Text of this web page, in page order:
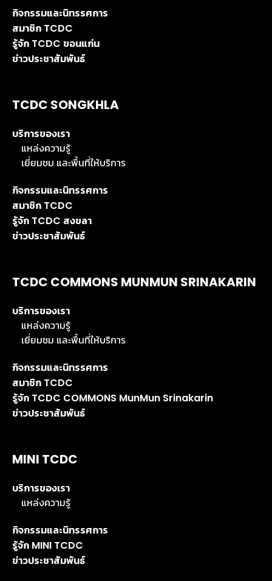
กิจกรรมและนิทรรศการ
สมาชิก TCDC
รู้จัก TCDC ขอนแก่น
ข่าวประชาสัมพันธ์
TCDC SONGKHLA
บริการของเรา
แหล่งความรู้
เยี่ยมชม และพื้นที่ให้บริการ
กิจกรรมและนิทรรศการ
สมาชิก TCDC
รู้จัก TCDC สงขลา
ข่าวประชาสัมพันธ์
TCDC COMMONS MUNMUN SRINAKARIN
บริการของเรา
แหล่งความรู้
เยี่ยมชม และพื้นที่ให้บริการ
กิจกรรมและนิทรรศการ
สมาชิก TCDC
รู้จัก TCDC COMMONS MunMun Srinakarin
ข่าวประชาสัมพันธ์
MINI TCDC
บริการของเรา
แหล่งความรู้
กิจกรรมและนิทรรศการ
รู้จัก MINI TCDC
ข่าวประชาสัมพันธ์